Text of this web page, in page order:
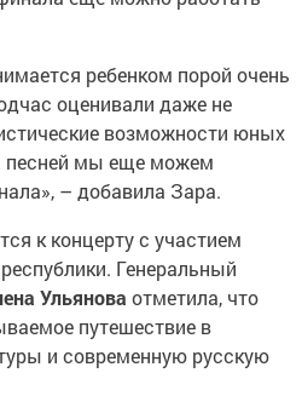
ребенком порой очень
оценивали даже не
возможности юных
песней мы еще можем
– добавила Зара.
к концерту с участием
Генеральный
Ульянова отметила, что
путешествие в
и современную русскую